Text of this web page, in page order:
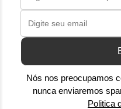
Nós nos preocupamos
nunca enviaremos
Politica